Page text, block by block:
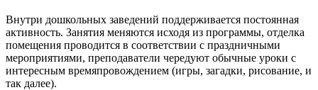
Внутри дошкольных заведений поддерживается постоянная
активность. Занятия меняются исходя из программы, отделка
помещения проводится в соответствии с праздничными
мероприятиями, преподаватели чередуют обычные уроки с
интересным времяпровождением (игры, загадки, рисование, и
так далее).